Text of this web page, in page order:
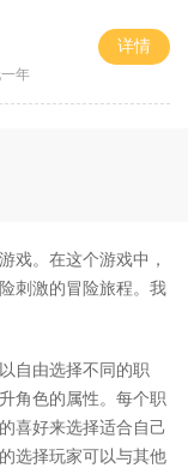
年
详情
戏。在这个游戏中，
刺激的冒险旅程。我
自由选择不同的职
角色的属性。每个职
喜好来选择适合自己
选择玩家可以与其他